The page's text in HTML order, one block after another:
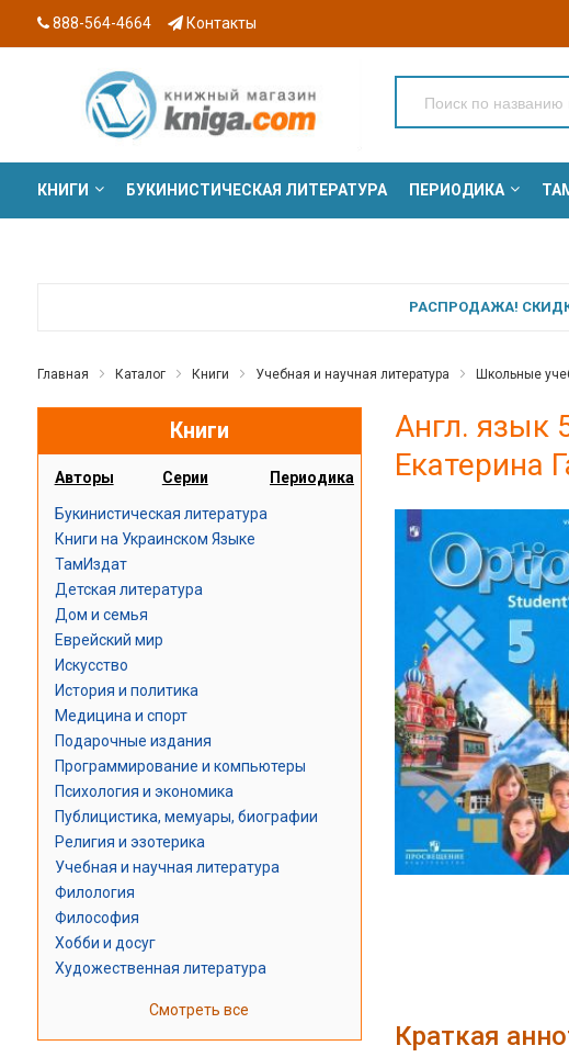
888-564-4664 Контакты
КНИГИ БУКИНИСТИЧЕСКАЯ ЛИТЕРАТУРА ПЕРИОДИКА
РАСПРОДАЖА!
Главная Каталог Книги Учебная и научная литература Школьные
Книги
Авторы Серии Периодика
Букинистическая литература
Книги на Украинском Языке
ТамИздат
Детская литература
Дом и семья
Еврейский мир
Искусство
История и политика
Медицина и спорт
Подарочные издания
Программирование и компьютеры
Психология и экономика
Публицистика, мемуары, биографии
Религия и эзотерика
Учебная и научная литература
Филология
Философия
Хобби и досуг
Художественная литература
Смотреть все
Англ. язык
Екатерина
Краткая